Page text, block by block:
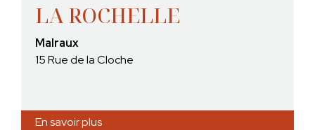
LA ROCHELLE
Malraux
15 Rue de la Cloche
En savoir plus